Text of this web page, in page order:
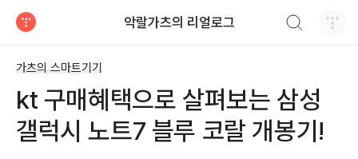
악랄가츠의 리얼로그
가츠의 스마트기기
kt 구매혜택으로 살펴보는 삼성
갤럭시 노트7 블루 코랄 개봉기!